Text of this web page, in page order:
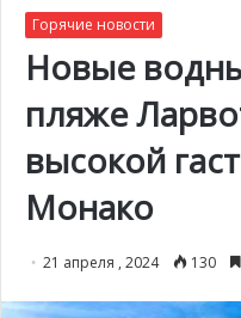
Горячие новости
Новые
пляже
высокой
Монако
21 апреля , 2024 130